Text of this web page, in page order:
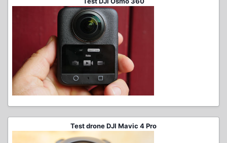
Test drone DJI Mavic 4 Pro